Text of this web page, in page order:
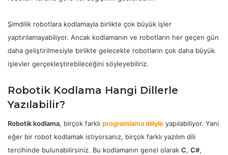
Şimdilik robotlara kodlamayla birlikte çok büyük işler
yaptırılamayabiliyor. Ancak kodlamanın ve robotların her geçen gün
daha geliştirilmesiyle birlikte gelecekte robotların çok daha büyük
işlevler gerçekleştirebileceğini söyleyebiliriz.
Robotik Kodlama Hangi Dillerle
Yazılabilir?
Robotik kodlama, birçok farklı programlama diliyle yapılabiliyor. Yani
eğer bir robot kodlamak istiyorsanız, birçok farklı yazılım dili
tercihinde bulunabilirsiniz. Bu kodlamanın genel olarak C, C#,